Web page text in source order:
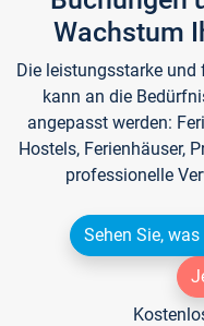
Wachstum
Die leistungsstarke und
kann an die
angepasst werden:
Hostels, Ferienhäuser,
professionelle
Sehen Sie,